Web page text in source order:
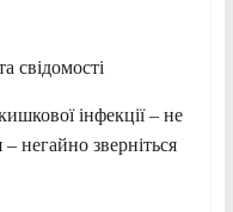
свідомості
інфекції – не
негайно зверніться